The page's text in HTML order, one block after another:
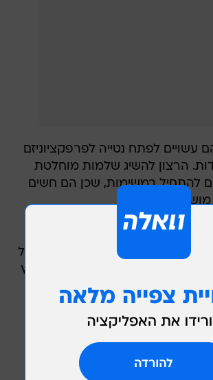
להתחיל במשימות, שכן הם חשים
מספיק.
ובארגון משימות בזמן מוביל
חלק מהאנשים משתמשים בלחץ
כמניע לפעולה, בעוד אחרים חווים
בשל חרדה מוגברת.
אנשים עם ADHD חווים לעתים קרובות תופעה
זמן" - קושי בהערכת הזמן הנדרש
או לביצוע משימות. הם עשויים
היעד מבלי לקחת בחשבון את